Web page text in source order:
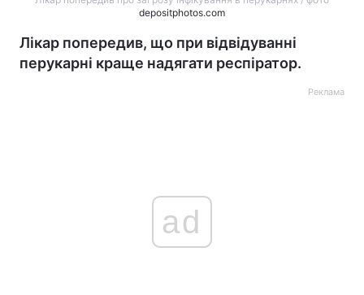
depositphotos.com
Лікар попередив, що при відвідуванні
перукарні краще надягати респіратор.
Реклама
ad